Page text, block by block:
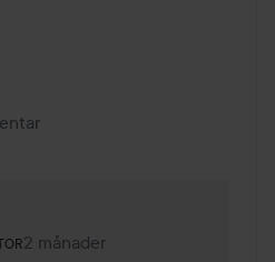
roll: Lyko Creator.
2 månader
Kommentaren lades 2 månader